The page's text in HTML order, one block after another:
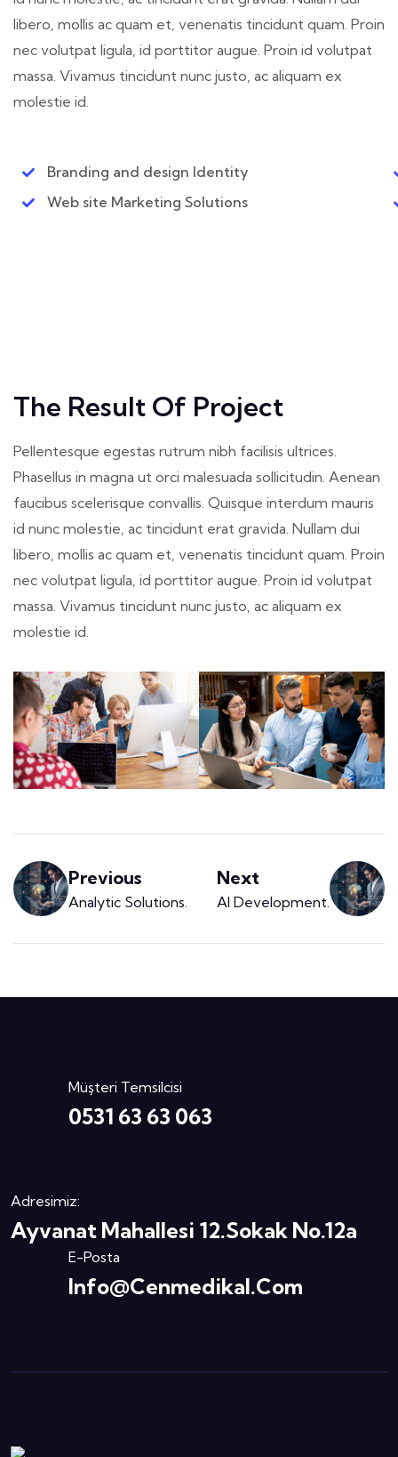
libero, mollis ac quam et, venenatis tincidunt quam. Proin
nec volutpat ligula, id porttitor augue. Proin id volutpat
massa. Vivamus tincidunt nunc justo, ac aliquam ex
molestie id.
Branding and design Identity
Web site Marketing Solutions
The Result Of Project
Pellentesque egestas rutrum nibh facilisis ultrices.
Phasellus in magna ut orci malesuada sollicitudin. Aenean
faucibus scelerisque convallis. Quisque interdum mauris
id nunc molestie, ac tincidunt erat gravida. Nullam dui
libero, mollis ac quam et, venenatis tincidunt quam. Proin
nec volutpat ligula, id porttitor augue. Proin id volutpat
massa. Vivamus tincidunt nunc justo, ac aliquam ex
molestie id.
Previous
Analytic Solutions
Next
AI Development
Müşteri Temsilcisi
0531 63 63 063
Adresimiz:
Ayvanat Mahallesi 12.Sokak No.12a
E-Posta
Info@cenmedikal.com